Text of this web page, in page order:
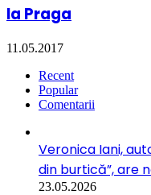
la Praga
11.05.2017
Recent
Popular
Comentarii
Veronica Iani,
din burtică”, are
23.05.2026